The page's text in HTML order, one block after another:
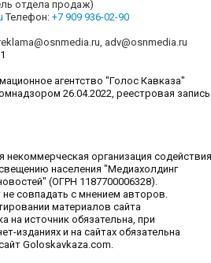
отдела продаж)
Телефон: +7 909 936-02-90
, adv@osnmedia.ru
агентство "Голос Кавказа"
26.04.2022, реестровая запись
некоммерческая организация содействия
населения "Медиахолдинг
(ОГРН 1187700006328).
совпадать с мнением авторов.
материалов сайта
на источник обязательна, при
изданиях и на сайтах обязательна
Goloskavkaza.com.